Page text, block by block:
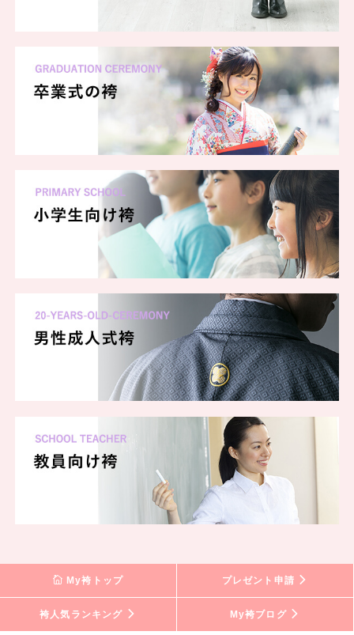
My袴トップ プレゼント申請
袴人気ランキング My袴ブログ